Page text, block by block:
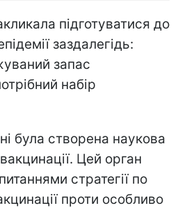
підготуватися до
заздалегідь:
запас
набір
була створена наукова
Цей орган
стратегії по
проти особливо